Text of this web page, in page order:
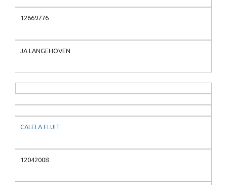
12669776
JA LANGEHOVEN
CALELA FLUIT
12042008